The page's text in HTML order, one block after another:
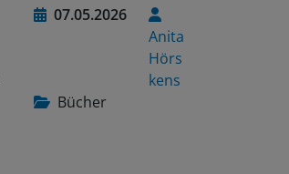
07.05.2026
Anita
Hörs
kens
Bücher